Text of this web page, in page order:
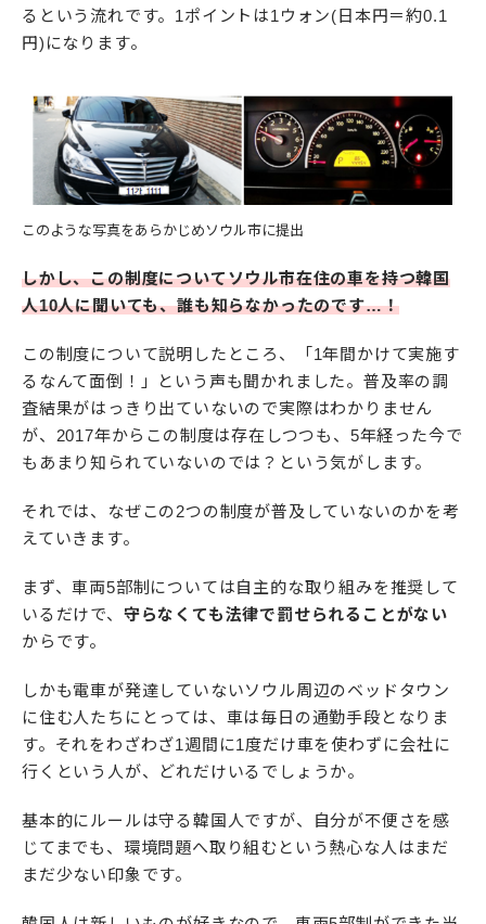
るという流れです。1ポイントは1ウォン(日本円＝約0.1
円)になります。
このような写真をあらかじめソウル市に提出
しかし、この制度についてソウル市在住の車を持つ韓国
人10人に聞いても、誰も知らなかったのです…！
この制度について説明したところ、「1年間かけて実施す
るなんて面倒！」という声も聞かれました。普及率の調
査結果がはっきり出ていないので実際はわかりません
が、2017年からこの制度は存在しつつも、5年経った今で
もあまり知られていないのでは？という気がします。
それでは、なぜこの2つの制度が普及していないのかを考
えていきます。
まず、車両5部制については自主的な取り組みを推奨して
いるだけで、 守らなくても法律で罰せられることがない
からです。
しかも電車が発達していないソウル周辺のベッドタウン
に住む人たちにとっては、車は毎日の通勤手段となりま
す。それをわざわざ1週間に1度だけ車を使わずに会社に
行くという人が、どれだけいるでしょうか。
基本的にルールは守る韓国人ですが、自分が不便さを感
じてまでも、環境問題へ取り組むという熱心な人はまだ
まだ少ない印象です。